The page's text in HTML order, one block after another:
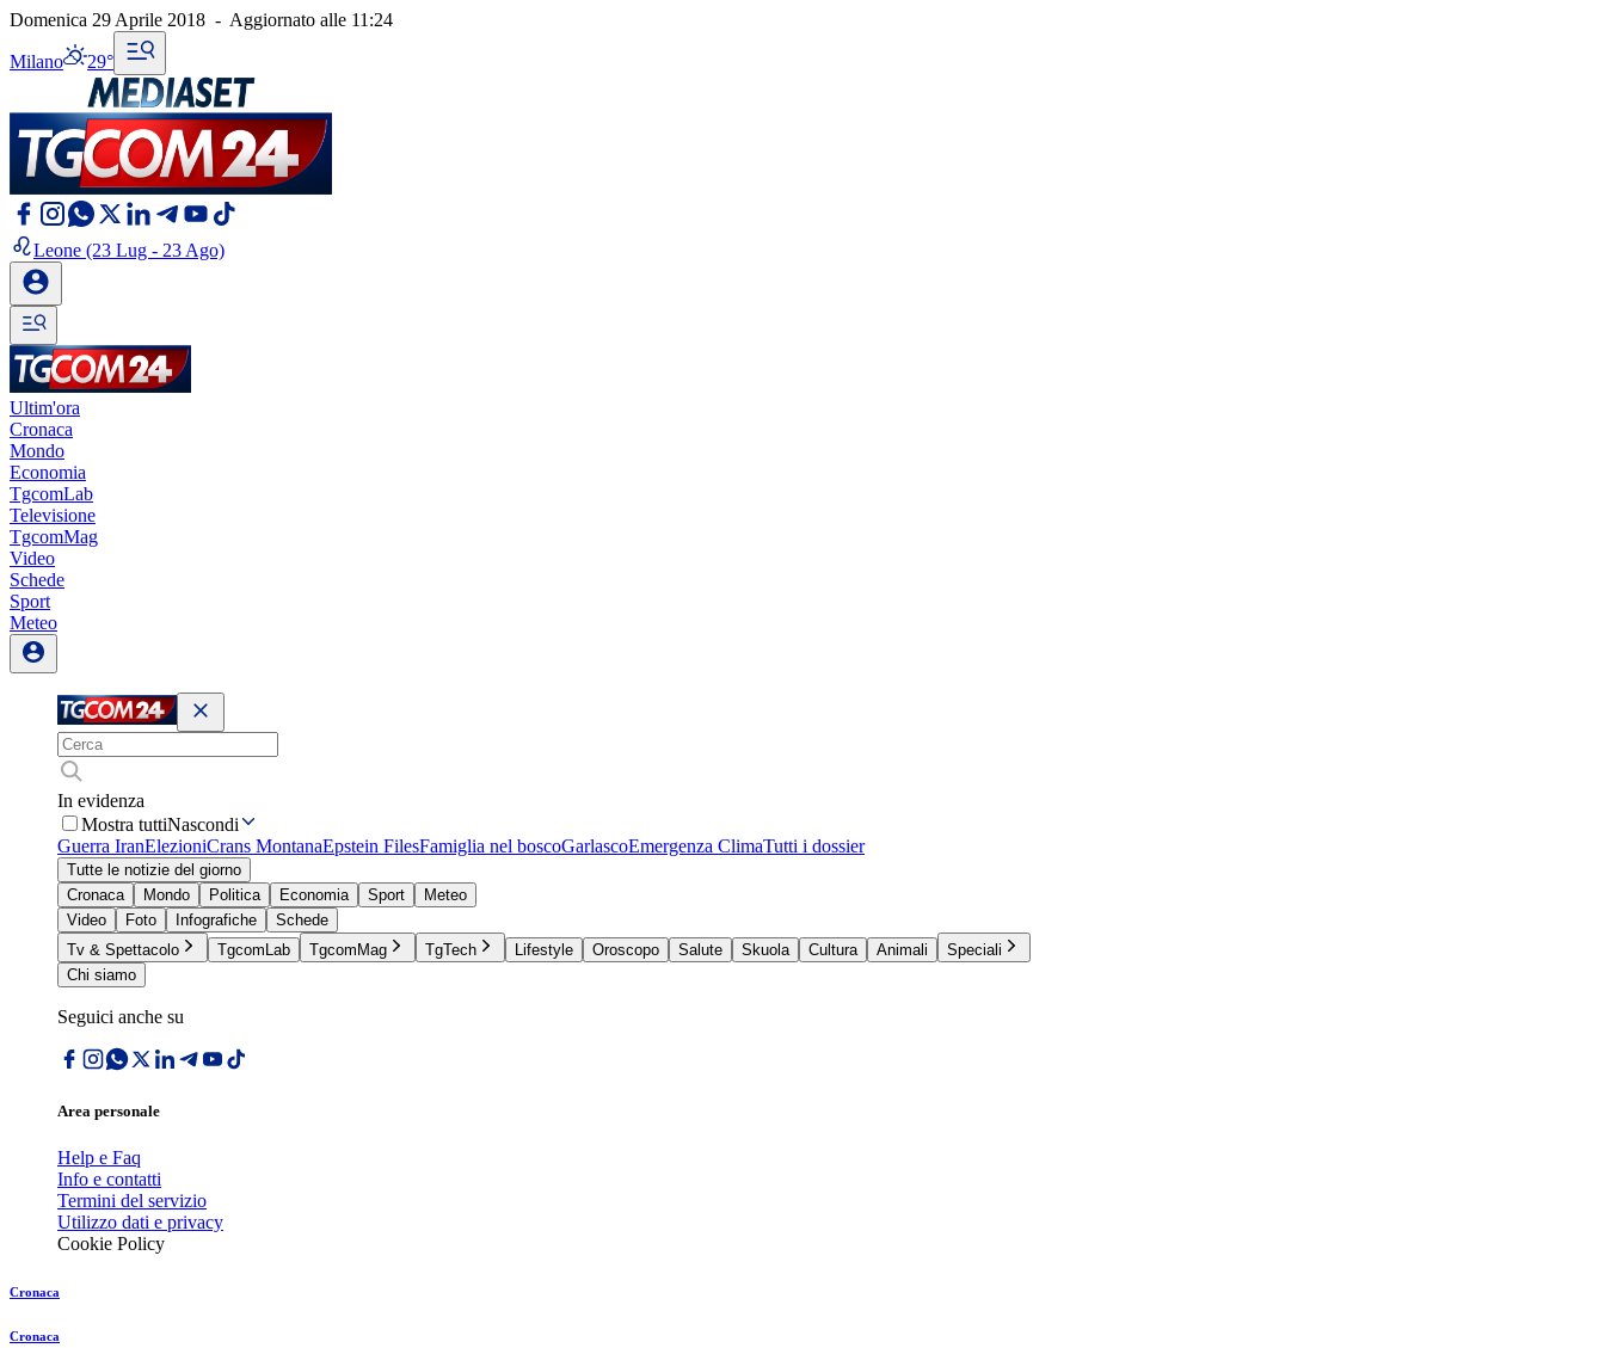
Domenica 29 Aprile 2018 - Aggiornato alle 11:24
Milano 29°
Leone (23 Lug - 23 Ago)
Ultim'ora
Cronaca
Mondo
Economia
TgcomLab
Televisione
TgcomMag
Video
Schede
Sport
Meteo
In evidenza
Mostra tuttiNascondi
Guerra IranElezioniCrans MontanaEpstein FilesFamiglia nel boscoGarlascoEmergenza ClimaTutti i dossier
Tutte le notizie del giorno
Cronaca
Mondo Politica Economia Sport
Meteo
Video
Foto Infografiche
Schede
Tv & Spettacolo
TgcomLab TgcomMag TgTech Lifestyle Oroscopo Salute Skuola Cultura Animali
Speciali
Chi siamo
Seguici anche su
Area personale
Help e Faq
Info e contatti
Termini del servizio
Utilizzo dati e privacy
Cookie Policy
Cronaca
Cronaca